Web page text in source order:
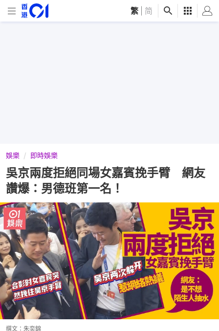
繁 简
娛樂 即時娛樂
吳京兩度拒絕同場女嘉賓挽手臂 網友
讚爆：男德班第一名！
撰文： 朱奕錦